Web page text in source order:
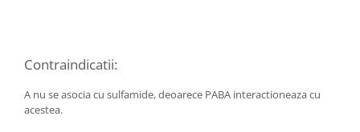
Contraindicatii:
A nu se asocia cu sulfamide, deoarece PABA interactioneaza cu
acestea.